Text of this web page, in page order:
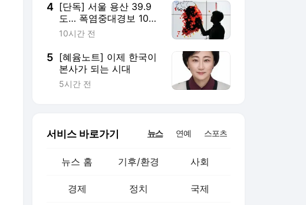
4 [단독] 서울 용산 39.9
도… 폭염중대경보 101
차례 쉴 새 없이 내렸다
10시간 전
5 [혜윰노트] 이제 한국이
본사가 되는 시대
5시간 전
서비스 바로가기 뉴스 연예 스포츠
뉴스 홈 기후/환경 사회
경제 정치 국제